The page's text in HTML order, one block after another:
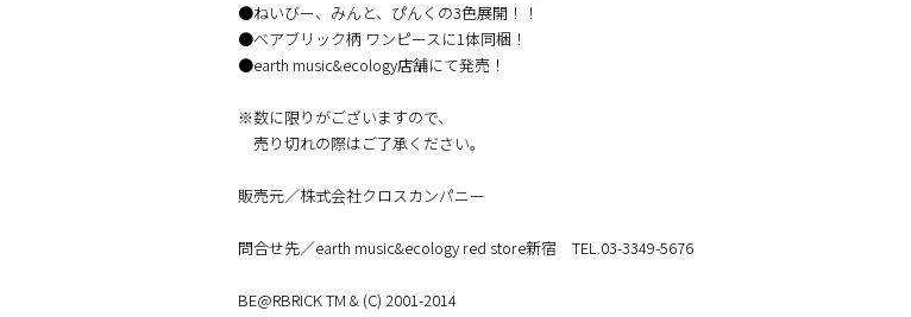
●ねいびー、みんと、ぴんくの3色展開！！
●ベアブリック柄 ワンピースに1体同梱！
●earth music&ecology店舗にて発売！
※数に限りがございますので、
売り切れの際はご了承ください。
販売元／株式会社クロスカンパニー
問合せ先／earth music&ecology red store新宿 TEL.03-3349-5676
BE@RBRICK TM & (C) 2001-2014